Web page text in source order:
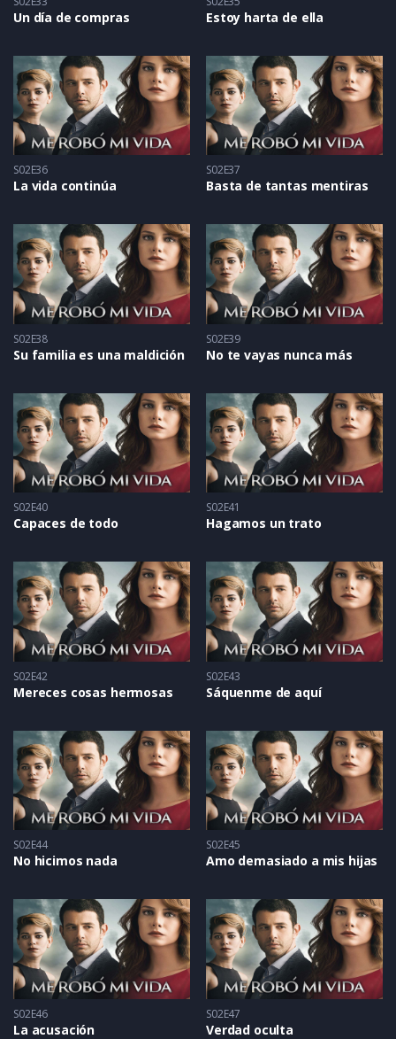
Un día de compras Estoy harta de ella
S02E36
La vida continúa
S02E37
Basta de tantas mentiras
S02E38
Su familia es una maldición
S02E39
No te vayas nunca más
S02E40
Capaces de todo
S02E41
Hagamos un trato
S02E42
Mereces cosas hermosas
S02E43
Sáquenme de aquí
S02E44
No hicimos nada
S02E45
Amo demasiado a mis hijas
S02E46
La acusación
S02E47
Verdad oculta